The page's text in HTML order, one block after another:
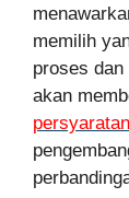
memilih
proses
akan